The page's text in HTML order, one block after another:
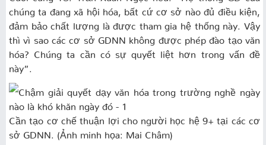
chúng ta đang xã hội hóa, bất cứ cơ sở nào đủ điều kiện,
đảm bảo chất lượng là được tham gia hệ thống này. Vậy
thì vì sao các cơ sở GDNN không được phép đào tạo văn
hóa? Chúng ta cần có sự quyết liệt hơn trong vấn đề
này”.
Cần tạo cơ chế thuận lợi cho người học hệ 9+ tại các cơ
sở GDNN. (Ảnh minh họa: Mai Châm)